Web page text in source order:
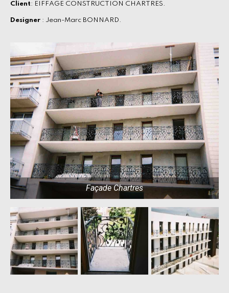
Façade Chartres
Client: EIFFAGE CONSTRUCTION CHARTRES.
Designer : Jean-Marc BONNARD.